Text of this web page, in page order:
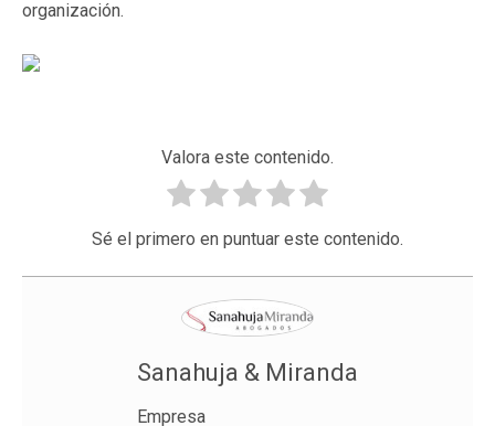
organización.
Valora este contenido.
Sé el primero en puntuar este contenido.
Sanahuja & Miranda
Empresa